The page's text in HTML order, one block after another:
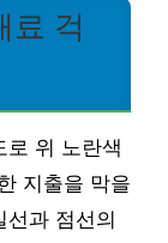
료 걱
로 위 노란색
지출을 막을
과 점선의